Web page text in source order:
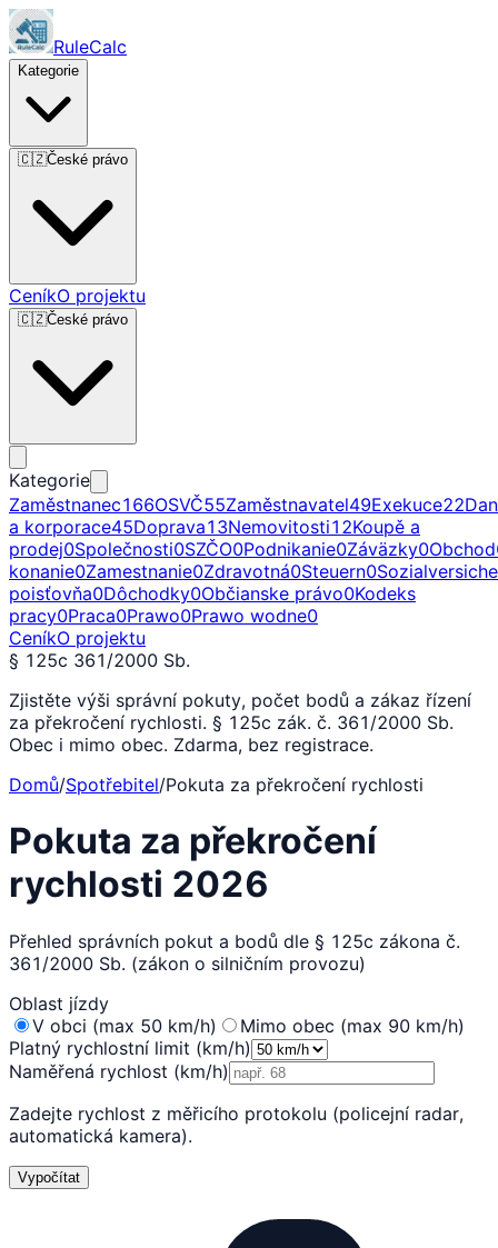
RuleCalc
Kategorie
🇨🇿České právo
CeníkO projektu
🇨🇿České právo
Kategorie
Zaměstnanec166OSVČ55Zaměstnavatel49Exekuce22
a korporace45Doprava13Nemovitosti12Koupě a
prodej0Společnosti0SZČO0Podnikanie0Záväzky0Obchod
konanie0Zamestnanie0Zdravotná0Steuern0
poisťovňa0Dôchodky0Občianske právo0Kodeks
pracy0Praca0Prawo0Prawo wodne0
CeníkO projektu
§ 125c 361/2000 Sb.
Zjistěte výši správní pokuty, počet bodů a zákaz řízení
za překročení rychlosti. § 125c zák. č. 361/2000 Sb.
Obec i mimo obec. Zdarma, bez registrace.
Domů/Spotřebitel/Pokuta za překročení rychlosti
Pokuta za překročení
rychlosti 2026
Přehled správních pokut a bodů dle § 125c zákona č.
361/2000 Sb. (zákon o silničním provozu)
Oblast jízdy
V obci (max 50 km/h)
Mimo obec (max 90 km/h)
Platný rychlostní limit (km/h)
Naměřená rychlost (km/h)
Zadejte rychlost z měřicího protokolu (policejní radar,
automatická kamera).
Vypočítat